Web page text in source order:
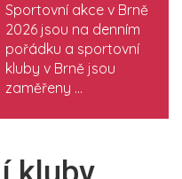
Sportovní akce v Brně
2026 jsou na denním
pořádku a sportovní
kluby v Brně jsou
zaměřeny ...